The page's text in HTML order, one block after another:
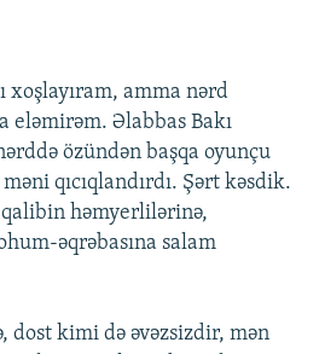
xoşlayıram, amma nərd
eləmirəm. Əlabbas Bakı
özündən başqa oyunçu
qıcıqlandırdı. Şərt kəsdik.
qalibin həmyerlilərinə,
əqrəbasına salam
dost kimi də əvəzsizdir, mən